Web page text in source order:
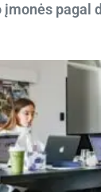
pagal